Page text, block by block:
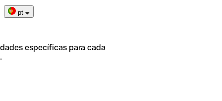
pt
específicas para cada